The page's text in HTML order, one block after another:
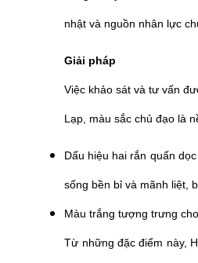
nhật và nguồn nhân lực
Giải pháp
Việc khảo sát và tư vấn
Lạp, màu sắc chủ đạo là
Dấu hiệu hai rắn quấn
sống bền bỉ và mãnh liệt,
Màu trắng tượng trưng
Từ những đặc điểm này,